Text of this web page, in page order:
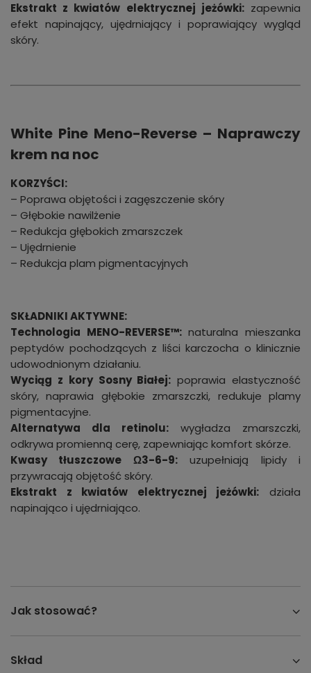
Ekstrakt z kwiatów elektrycznej jeżówki:zapewnia
efekt napinający, ujędrniający i poprawiający wygląd
skóry.
White Pine Meno-Reverse – Naprawczy
krem na noc
KORZYŚCI:
– Poprawa objętości i zagęszczenie skóry
– Głębokie nawilżenie
– Redukcja głębokich zmarszczek
– Ujędrnienie
– Redukcja plam pigmentacyjnych
SKŁADNIKI AKTYWNE:
Technologia MENO-REVERSE™:naturalna mieszanka
peptydów pochodzących z liści karczocha o klinicznie
udowodnionym działaniu.
Wyciąg z kory Sosny Białej: poprawia elastyczność
skóry, naprawia głębokie zmarszczki, redukuje plamy
pigmentacyjne.
Alternatywa dla retinolu: wygładza zmarszczki,
odkrywa promienną cerę, zapewniając komfort skórze.
Kwasy tłuszczowe Ω3-6-9:uzupełniają lipidy i
przywracają objętość skóry.
Ekstrakt z kwiatów elektrycznej jeżówki: działa
napinająco i ujędrniająco.
Jak stosować?
Skład